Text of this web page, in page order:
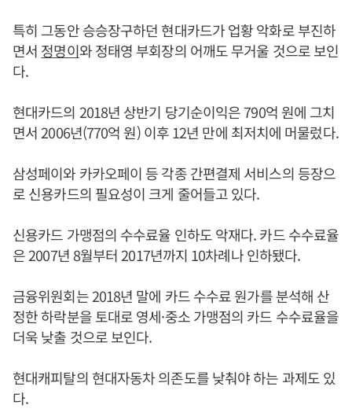
특히 그동안 승승장구하던 현대카드가 업황 악화로 부진하
면서 정명이와 정태영 부회장의 어깨도 무거울 것으로 보인
다.
현대카드의 2018년 상반기 당기순이익은 790억 원에 그치
면서 2006년(770억 원) 이후 12년 만에 최저치에 머물렀다.
삼성페이와 카카오페이 등 각종 간편결제 서비스의 등장으
로 신용카드의 필요성이 크게 줄어들고 있다.
신용카드 가맹점의 수수료율 인하도 악재다. 카드 수수료율
은 2007년 8월부터 2017년까지 10차례나 인하됐다.
금융위원회는 2018년 말에 카드 수수료 원가를 분석해 산
정한 하락분을 토대로 영세·중소 가맹점의 카드 수수료율을
더욱 낮출 것으로 보인다.
현대캐피탈의 현대자동차 의존도를 낮춰야 하는 과제도 있
다.